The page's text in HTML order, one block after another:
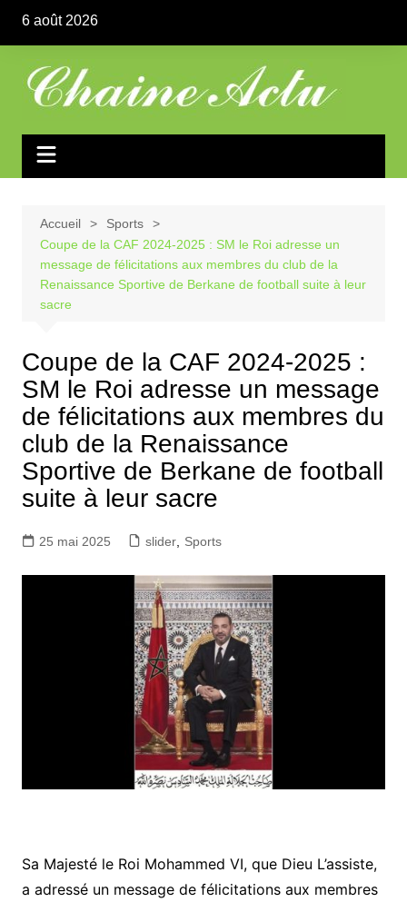
contenu
6 août 2026
Accueil
Sports
Coupe de la CAF 2024-2025 : SM le Roi adresse un
message de félicitations aux membres du club de la
Renaissance Sportive de Berkane de football suite à leur
sacre
Coupe de la CAF 2024-2025 :
SM le Roi adresse un message
de félicitations aux membres du
club de la Renaissance
Sportive de Berkane de football
suite à leur sacre
25 mai 2025 slider, Sports
Sa Majesté le Roi Mohammed VI, que Dieu L’assiste,
a adressé un message de félicitations aux membres